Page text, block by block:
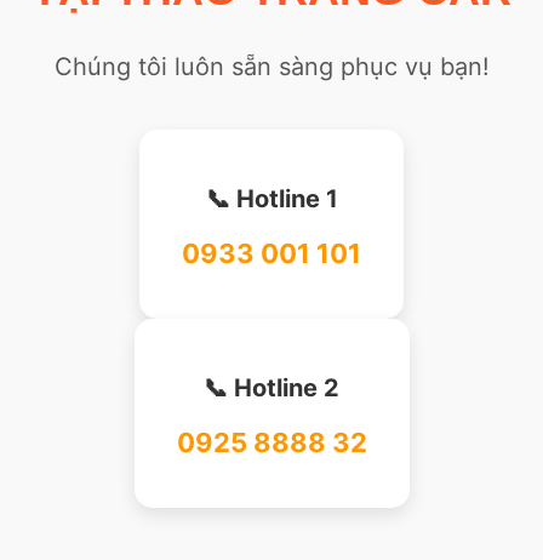
Chúng tôi luôn sẵn sàng phục vụ bạn!
📞 Hotline 1
0933 001 101
📞 Hotline 2
0925 8888 32